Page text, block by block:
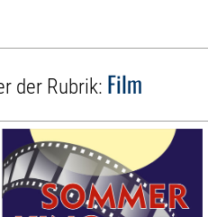
der Rubrik: Film